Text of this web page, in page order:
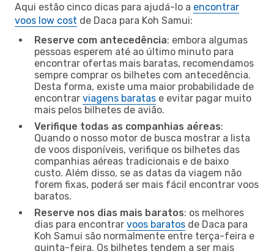
Aqui estão cinco dicas para ajudá-lo a encontrar
voos low cost de Daca para Koh Samui:
Reserve com antecedência: embora algumas
pessoas esperem até ao último minuto para
encontrar ofertas mais baratas, recomendamos
sempre comprar os bilhetes com antecedência.
Desta forma, existe uma maior probabilidade de
encontrar viagens baratas e evitar pagar muito
mais pelos bilhetes de avião.
Verifique todas as companhias aéreas:
Quando o nosso motor de busca mostrar a lista
de voos disponíveis, verifique os bilhetes das
companhias aéreas tradicionais e de baixo
custo. Além disso, se as datas da viagem não
forem fixas, poderá ser mais fácil encontrar voos
baratos.
Reserve nos dias mais baratos: os melhores
dias para encontrar voos baratos de Daca para
Koh Samui são normalmente entre terça-feira e
quinta-feira. Os bilhetes tendem a ser mais